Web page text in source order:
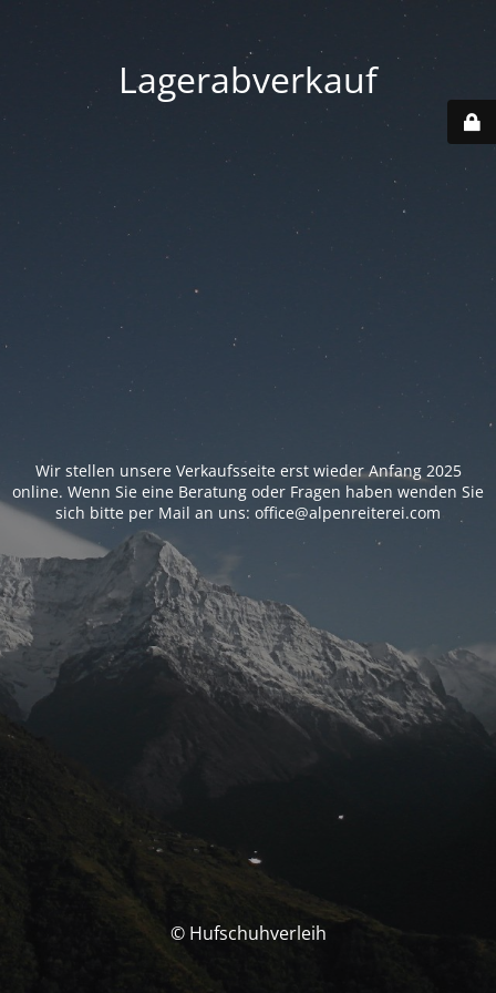
Lagerabverkauf
Wir stellen unsere Verkaufsseite erst wieder Anfang 2025
online. Wenn Sie eine Beratung oder Fragen haben wenden Sie
sich bitte per Mail an uns: office@alpenreiterei.com
© Hufschuhverleih